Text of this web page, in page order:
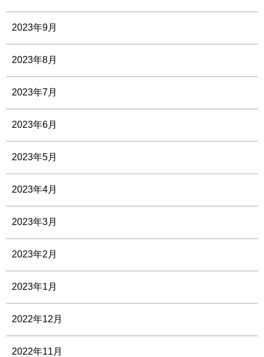
2023年9月
2023年8月
2023年7月
2023年6月
2023年5月
2023年4月
2023年3月
2023年2月
2023年1月
2022年12月
2022年11月